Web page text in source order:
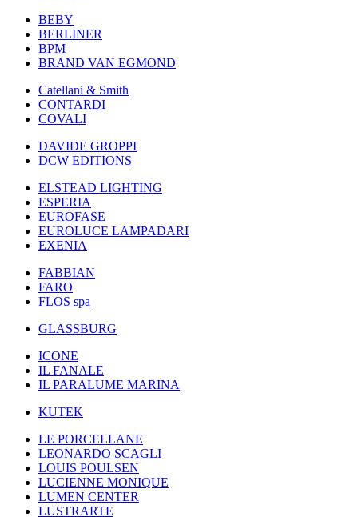
BEBY
BERLINER
BPM
BRAND VAN EGMOND
Catellani & Smith
CONTARDI
COVALI
DAVIDE GROPPI
DCW EDITIONS
ELSTEAD LIGHTING
ESPERIA
EUROFASE
EUROLUCE LAMPADARI
EXENIA
FABBIAN
FARO
FLOS spa
GLASSBURG
ICONE
IL FANALE
IL PARALUME MARINA
KUTEK
LE PORCELLANE
LEONARDO SCAGLI
LOUIS POULSEN
LUCIENNE MONIQUE
LUMEN CENTER
LUSTRARTE